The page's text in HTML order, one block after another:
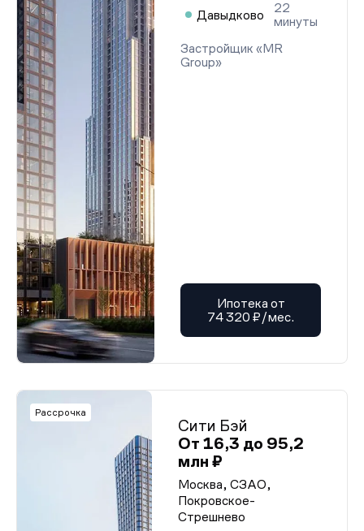
Давыдково
22
минуты
Застройщик «MR
Group»
Ипотека от
74 320 ₽/мес.
Рассрочка
Сити Бэй
От 16,3 до 95,2
млн ₽
Москва, СЗАО,
Покровское-
Стрешнево